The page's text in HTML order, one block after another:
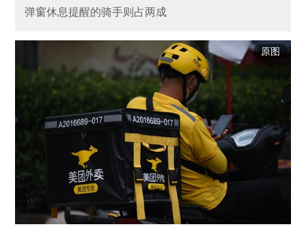
弹窗休息提醒的骑手则占两成
原图